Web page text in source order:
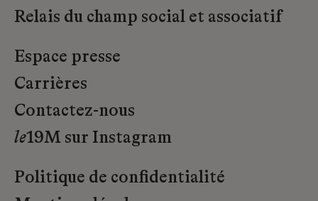
Relais du champ social et associatif
Espace presse
Carrières
Contactez-nous
le19M sur Instagram
Politique de confidentialité